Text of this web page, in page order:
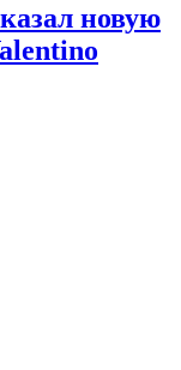
новую